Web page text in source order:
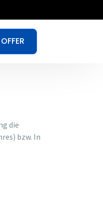
die
bzw. In